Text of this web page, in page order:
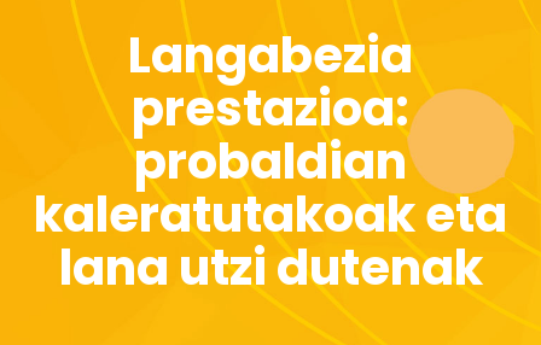
Langabezia
prestazioa:
probaldian
kaleratutakoak eta
lana utzi dutenak